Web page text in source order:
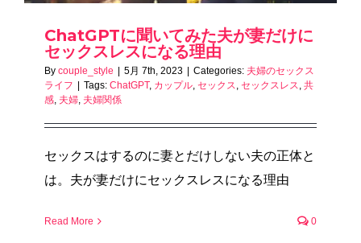
ChatGPTに聞いてみた夫が妻だけに
セックスレスになる理由
By couple_style 5月 7th, 2023 Categories: 夫婦のセックス
ライフ
Tags: ChatGPT, カップル, セックス, セックスレス, 共
感, 夫婦, 夫婦関係
セックスはするのに妻とだけしない夫の正体と
は。夫が妻だけにセックスレスになる理由
Read More 0